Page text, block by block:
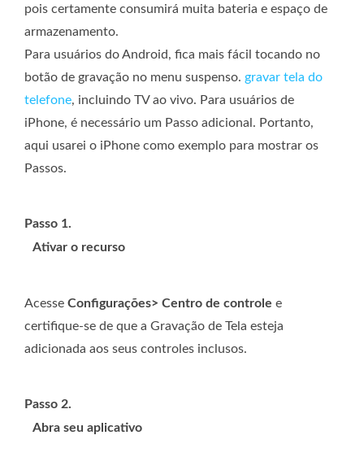
pois certamente consumirá muita bateria e espaço de
armazenamento.
Para usuários do Android, fica mais fácil tocando no
botão de gravação no menu suspenso. gravar tela do
telefone, incluindo TV ao vivo. Para usuários de
iPhone, é necessário um Passo adicional. Portanto,
aqui usarei o iPhone como exemplo para mostrar os
Passos.
Passo 1.
Ativar o recurso
Acesse Configurações> Centro de controle e
certifique-se de que a Gravação de Tela esteja
adicionada aos seus controles inclusos.
Passo 2.
Abra seu aplicativo